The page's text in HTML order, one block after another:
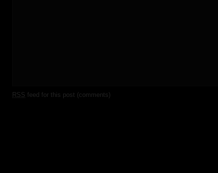
RSS feed for this post (comments)